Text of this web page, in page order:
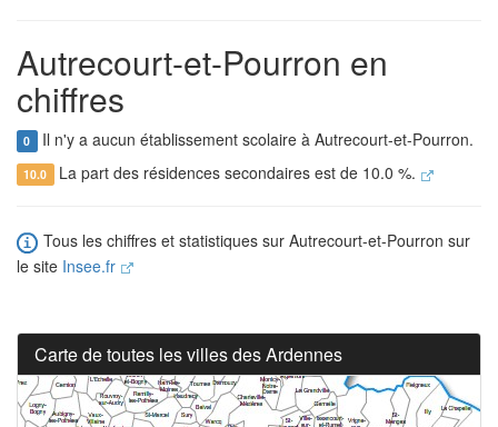
Autrecourt-et-Pourron en
chiffres
0 Il n'y a aucun établissement scolaire à Autrecourt-et-Pourron.
10.0 La part des résidences secondaires est de 10.0 %.
Tous les chiffres et statistiques sur Autrecourt-et-Pourron sur
le site Insee.fr
Carte de toutes les villes des Ardennes